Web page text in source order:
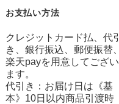
お支払い方法
クレジットカード払、代引
き、銀行振込、郵便振替、
楽天payを用意してござい
ます。
代引き：お届け日は《基
本》10日以内商品引渡時